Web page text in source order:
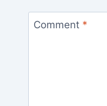
Comment *